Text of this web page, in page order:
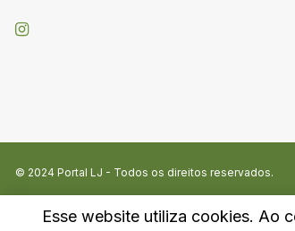
© 2024 Portal LJ - Todos os direitos reservados.
Esse website utiliza cookies. Ao